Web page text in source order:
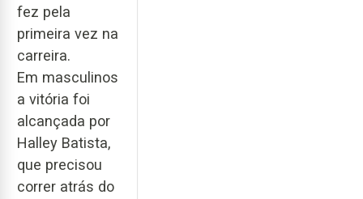
fez pela
primeira vez na
carreira.
Em masculinos
a vitória foi
alcançada por
Halley Batista,
que precisou
correr atrás do